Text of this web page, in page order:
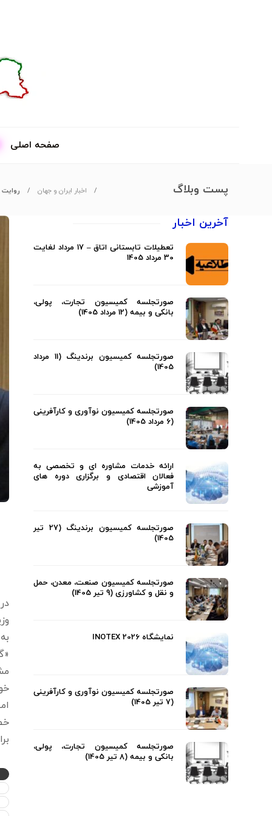
صفحه اصلی
پست وبلاگ اخبار ایران و جهان روایت
آخرین اخبار
تعطیلات تابستانی اتاق – 17 مرداد لغایت
30 مرداد 1405
صورتجلسه کمیسیون تجارت، پولی،
بانکی و بیمه (12 مرداد 1405)
صورتجلسه کمیسیون برندینگ (11 مرداد
1405)
صورتجلسه کمیسیون نوآوری و کارآفرینی
(6 مرداد 1405)
ارائه خدمات مشاوره ای و تخصصی به
فعالان اقتصادی و برگزاری دوره های
آموزشی
صورتجلسه کمیسیون برندینگ (27 تیر
1405)
صورتجلسه کمیسیون صنعت، معدن، حمل
و نقل و کشاورزی (9 تیر 1405)
نمایشگاه INOTEX 2026
صورتجلسه کمیسیون نوآوری و کارآفرینی
(7 تیر 1405)
صورتجلسه کمیسیون تجارت، پولی،
بانکی و بیمه (8 تیر 1405)